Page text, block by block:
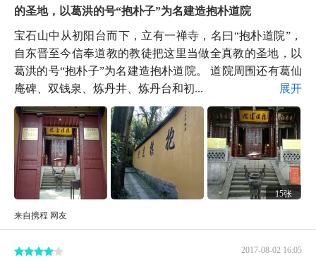
的圣地，以葛洪的号“抱朴子”为名建造抱朴道院
宝石山中从初阳台而下，立有一禅寺，名曰“抱朴道院”，
自东晋至今信奉道教的教徒把这里当做全真教的圣地，以
葛洪的号“抱朴子”为名建造抱朴道院。 道院周围还有葛仙
庵碑、双钱泉、炼丹井、炼丹台和初...
展开
15张
来自携程 网友
2017-08-02 16:05